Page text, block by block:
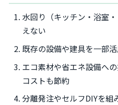
水回り（キッチン・浴室
えない
既存の設備や建具を一部
エコ素材や省エネ設備へ
コストも節約
分離発注やセルフDIYを組